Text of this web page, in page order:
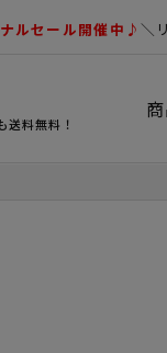
ルセール開催中♪＼
料無料！